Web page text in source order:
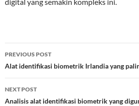
Post
navigation
PREVIOUS POST
Alat identifikasi biometrik Irlandia yang
NEXT POST
Analisis alat identifikasi biometrik yang